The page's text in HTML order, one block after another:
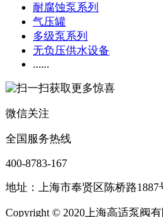
耐腐蚀泵系列
气压罐
多级泵系列
无负压供水设备
......
微信关注
全国服务热线
400-8783-167
地址：上海市奉贤区陈桥路1887
Copyright © 2020上海高适泵阀